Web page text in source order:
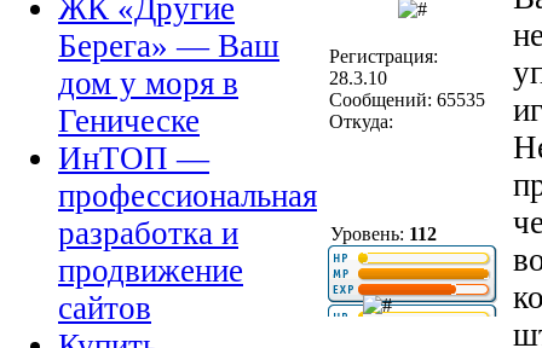
ЖК «Другие
Берега» — Ваш
дом у моря в
Геническе
ИнТОП —
профессиональная
разработка и
продвижение
сайтов
Регистрация:
28.3.10
Сообщений: 65535
Откуда:
Уровень: 112